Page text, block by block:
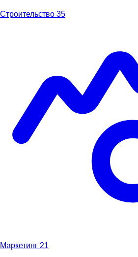
Строительство 35
Маркетинг 21